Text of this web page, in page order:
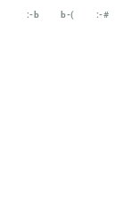
:-b b-( :-#